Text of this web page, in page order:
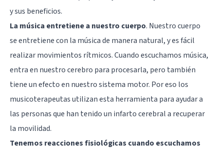
y sus beneficios.
La música entretiene a nuestro cuerpo. Nuestro cuerpo
se entretiene con la música de manera natural, y es fácil
realizar movimientos rítmicos. Cuando escuchamos música,
entra en nuestro cerebro para procesarla, pero también
tiene un efecto en nuestro sistema motor. Por eso los
musicoterapeutas utilizan esta herramienta para ayudar a
las personas que han tenido un infarto cerebral a recuperar
la movilidad.
Tenemos reacciones fisiológicas cuando escuchamos